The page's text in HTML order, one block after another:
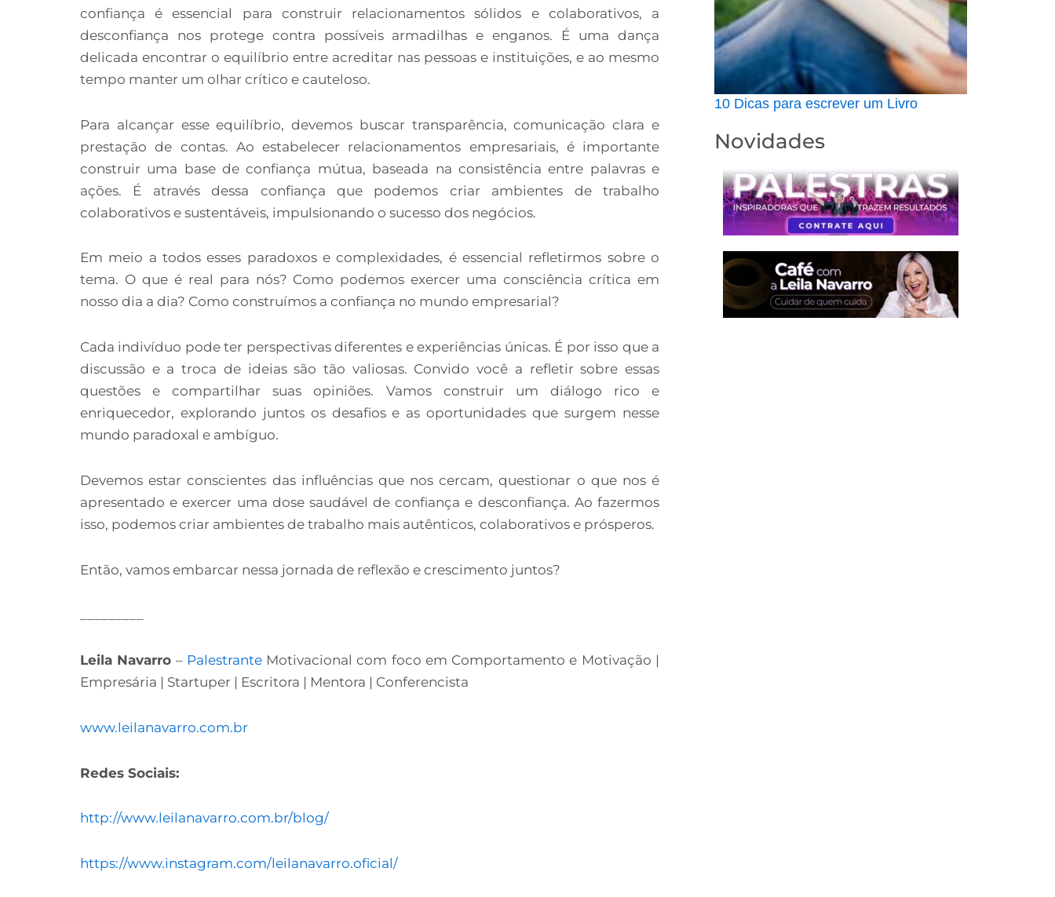
confiança é essencial para construir relacionamentos sólidos e colaborativos, a
desconfiança nos protege contra possíveis armadilhas e enganos. É uma dança
delicada encontrar o equilíbrio entre acreditar nas pessoas e instituições, e ao mesmo
tempo manter um olhar crítico e cauteloso.
Para alcançar esse equilíbrio, devemos buscar transparência, comunicação clara e
prestação de contas. Ao estabelecer relacionamentos empresariais, é importante
construir uma base de confiança mútua, baseada na consistência entre palavras e
ações. É através dessa confiança que podemos criar ambientes de trabalho
colaborativos e sustentáveis, impulsionando o sucesso dos negócios.
Em meio a todos esses paradoxos e complexidades, é essencial refletirmos sobre o
tema. O que é real para nós? Como podemos exercer uma consciência crítica em
nosso dia a dia? Como construímos a confiança no mundo empresarial?
Cada indivíduo pode ter perspectivas diferentes e experiências únicas. É por isso que a
discussão e a troca de ideias são tão valiosas. Convido você a refletir sobre essas
questões e compartilhar suas opiniões. Vamos construir um diálogo rico e
enriquecedor, explorando juntos os desafios e as oportunidades que surgem nesse
mundo paradoxal e ambíguo.
Devemos estar conscientes das influências que nos cercam, questionar o que nos é
apresentado e exercer uma dose saudável de confiança e desconfiança. Ao fazermos
isso, podemos criar ambientes de trabalho mais autênticos, colaborativos e prósperos.
Então, vamos embarcar nessa jornada de reflexão e crescimento juntos?
Leila Navarro – PalestranteMotivacional com foco em Comportamento e Motivação |
Empresária | Startuper | Escritora | Mentora | Conferencista
www.leilanavarro.com.br
Redes Sociais:
http://www.leilanavarro.com.br/blog/
https://www.instagram.com/leilanavarro.oficial/
10 Dicas para escrever um Livro
Novidades